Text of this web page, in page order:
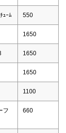
ｭｰﾑ 550
1650
1650
1650
1100
フ
660